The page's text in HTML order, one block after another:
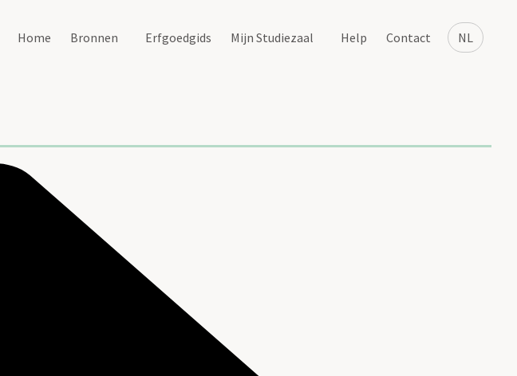
NL
Home Bronnen Erfgoedgids Mijn Studiezaal Help Contact